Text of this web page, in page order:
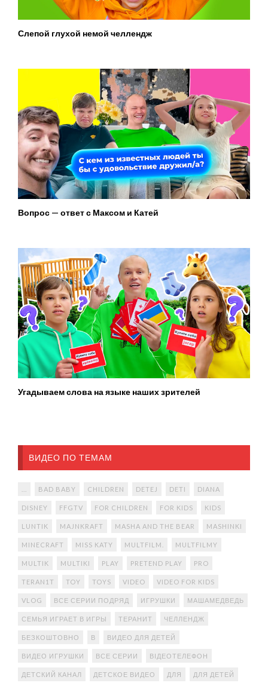
Слепой глухой немой челлендж
Вопрос — ответ с Максом и Катей
Угадываем слова на языке наших зрителей
ВИДЕО ПО ТЕМАМ
BAD BABY CHILDREN DETEJ DETI DIANA
DISNEY FFGTV FOR CHILDREN FOR KIDS KIDS
LUNTIK MAJNKRAFT MASHA AND THE BEAR MASHINKI
MINECRAFT MISS KATY MULTFILM. MULTFILMY
MULTIK MULTIKI PLAY PRETEND PLAY PRO
TERAN1T TOY TOYS VIDEO VIDEO FOR KIDS
VLOG ВСЕ СЕРИИ ПОДРЯД ИГРУШКИ МАШАМЕДВЕДЬ
СЕМЬЯ ИГРАЕТ В ИГРЫ ТЕРАНИТ ЧЕЛЛЕНДЖ
БЕЗКОШТОВНО В ВИДЕО ДЛЯ ДЕТЕЙ
ВИДЕО ИГРУШКИ ВСЕ СЕРИИ ВІДЕОТЕЛЕФОН
ДЕТСКИЙ КАНАЛ ДЕТСКОЕ ВИДЕО ДЛЯ ДЛЯ ДЕТЕЙ